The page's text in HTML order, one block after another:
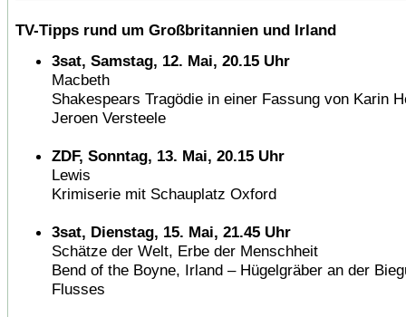
TV-Tipps rund um Großbritannien und Irland
3sat, Samstag, 12. Mai, 20.15 Uhr
Macbeth
Shakespears Tragödie in einer Fassung von Karin
Jeroen Versteele
ZDF, Sonntag, 13. Mai, 20.15 Uhr
Lewis
Krimiserie mit Schauplatz Oxford
3sat, Dienstag, 15. Mai, 21.45 Uhr
Schätze der Welt, Erbe der Menschheit
Bend of the Boyne, Irland – Hügelgräber an der
Flusses